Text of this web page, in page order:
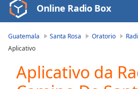
Video
Player
loading.
Video
Play
Online Radio Box
Guatemala Santa Rosa Oratorio
Aplicativo
Aplicativo da